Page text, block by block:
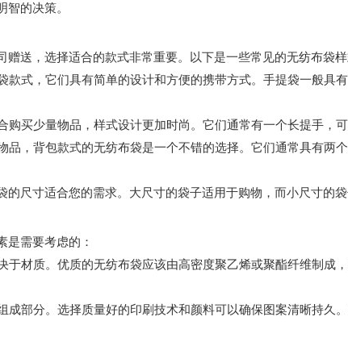
的决策。
赠送，选择适合的款式非常重要。以下是一些常见的无纺布袋样
款式，它们具有简单的设计和方便的携带方式。手提袋一般具
购买少量物品，样式设计更加时尚。它们通常有一个长提手，可
品，背包款式的无纺布袋是一个不错的选择。它们通常具有两
尺寸适合您的需求。大尺寸的袋子适用于购物，而小尺寸的袋
是需要考虑的：
于材质。优质的无纺布袋应该由高密度聚乙烯或聚酯纤维制成
成部分。选择质量好的印刷技术和颜料可以确保图案清晰持久